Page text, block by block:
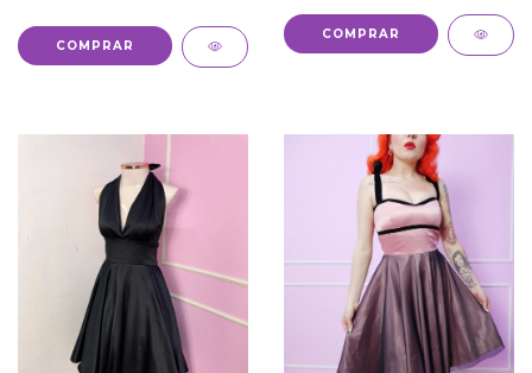
COMPRAR
COMPRAR